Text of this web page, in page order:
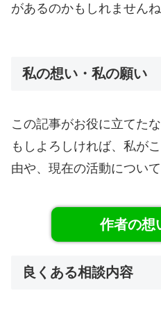
があるのかもしれませんね
私の想い・私の願い
この記事がお役に立てた
もしよろしければ、私が
由や、現在の活動につい
作者の想
良くある相談内容